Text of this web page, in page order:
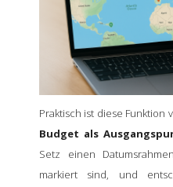
Praktisch ist diese Funktion
Budget als
Setz einen
markiert sind, und